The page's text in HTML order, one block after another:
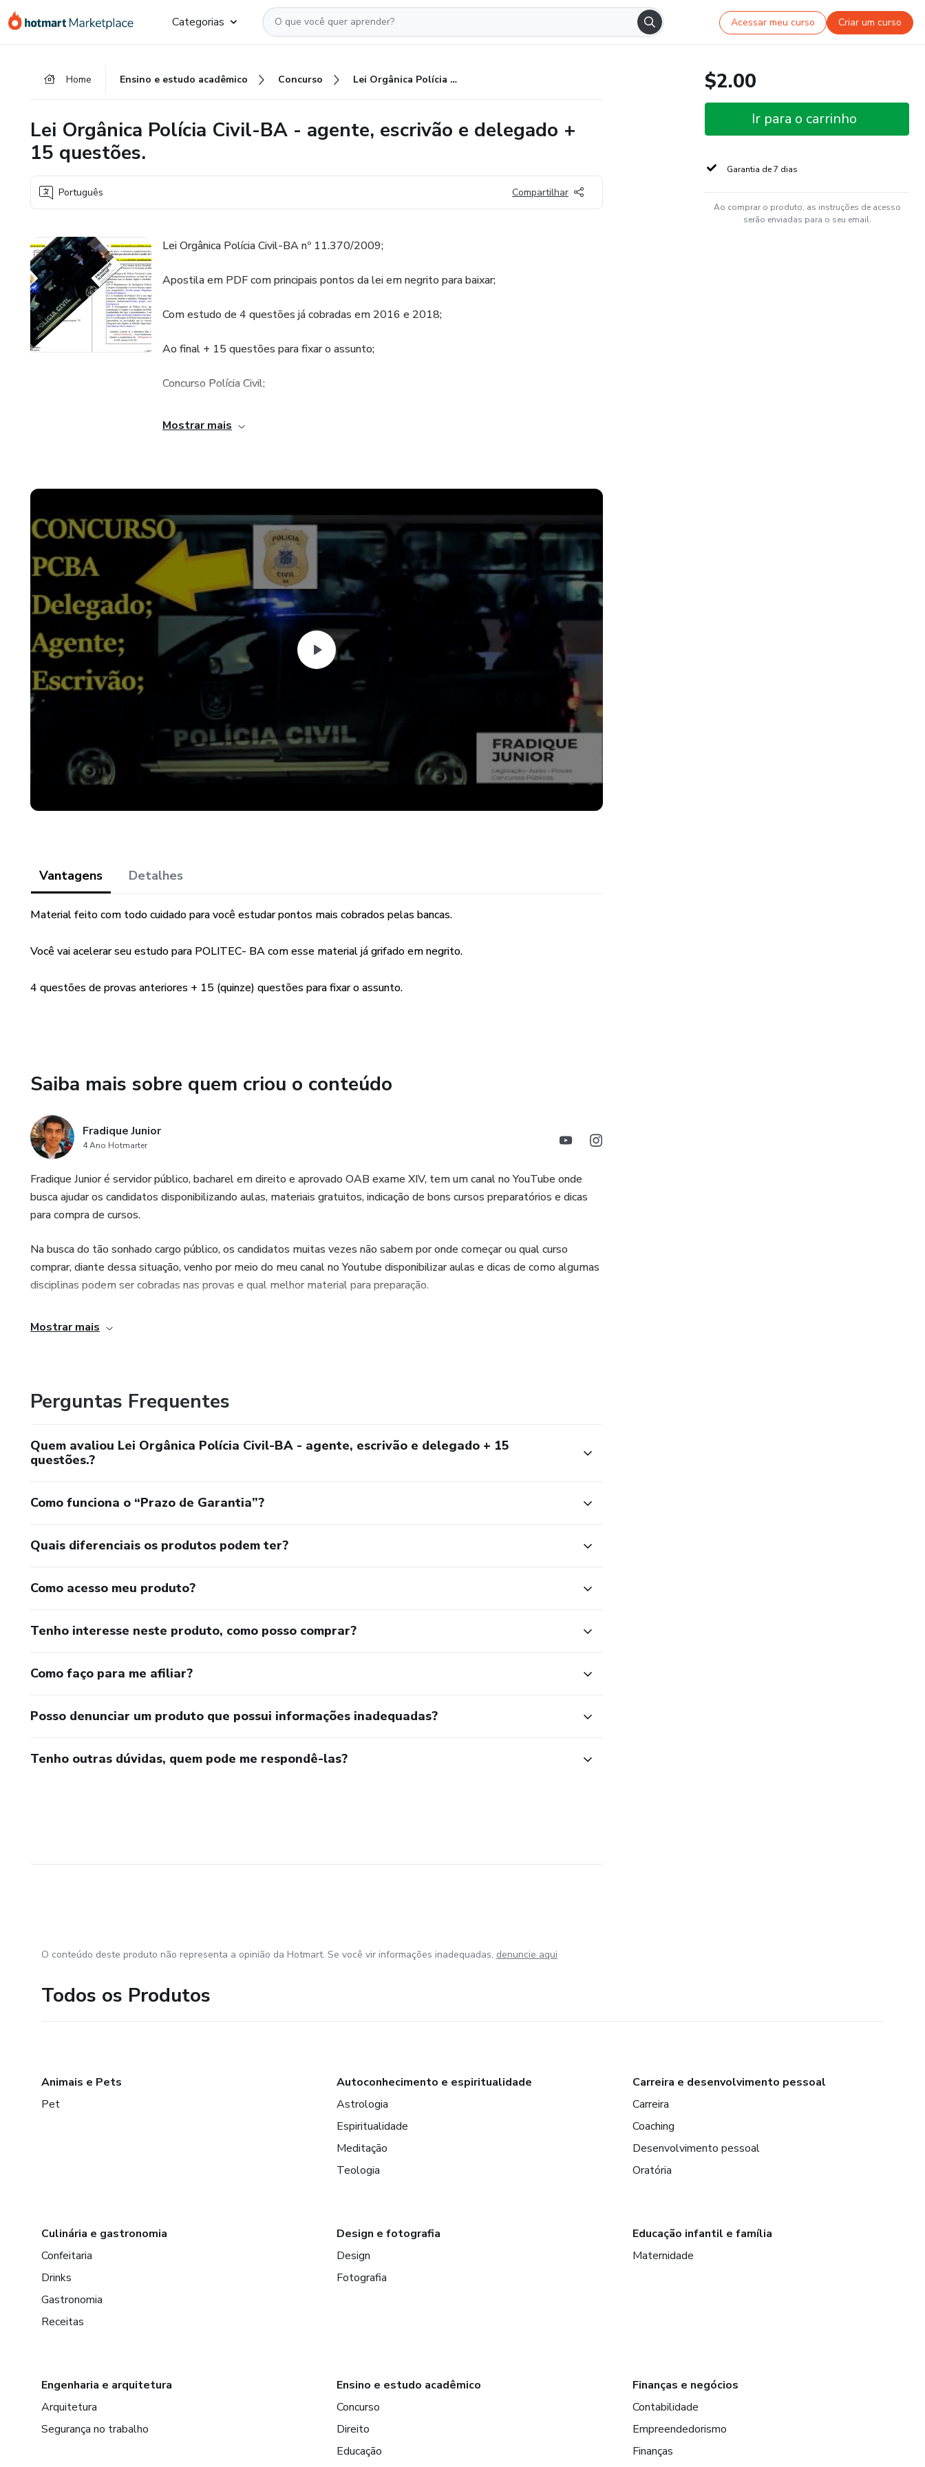
para
para
para
Categorias Acessar meu curso Criar um curso
Home Ensino e estudo acadêmico Concurso Lei Orgânica Polícia Civil-BA - agente, escrivão e delegado + 15 questões.
Lei Orgânica Polícia Civil-BA - agente, escrivão e delegado +
15 questões.
Português Compartilhar
Lei Orgânica Polícia Civil-BA nº 11.370/2009;
Apostila em PDF com principais pontos da lei em negrito para baixar;
Com estudo de 4 questões já cobradas em 2016 e 2018;
Ao final + 15 questões para fixar o assunto;
Concurso Polícia Civil;
Quem comprar também pode acompanhar as aulas gratuitas de Legislação e tópicos de
Mostrar mais
Vantagens Detalhes
Material feito com todo cuidado para você estudar pontos mais cobrados pelas bancas.
Você vai acelerar seu estudo para POLITEC- BA com esse material já grifado em negrito.
4 questões de provas anteriores + 15 (quinze) questões para fixar o assunto.
Saiba mais sobre quem criou o conteúdo
Fradique Junior
4 Ano Hotmarter
Fradique Junior é servidor público, bacharel em direito e aprovado OAB exame XIV, tem um canal no YouTube onde
busca ajudar os candidatos disponibilizando aulas, materiais gratuitos, indicação de bons cursos preparatórios e dicas
para compra de cursos.
Na busca do tão sonhado cargo público, os candidatos muitas vezes não sabem por onde começar ou qual curso
comprar, diante dessa situação, venho por meio do meu canal no Youtube disponibilizar aulas e dicas de como algumas
disciplinas podem ser cobradas nas provas e qual melhor material para preparação.
Mostrar mais
Perguntas Frequentes
Quem avaliou Lei Orgânica Polícia Civil-BA - agente, escrivão e delegado + 15
questões.?
Como funciona o “Prazo de Garantia”?
Quais diferenciais os produtos podem ter?
Como acesso meu produto?
Tenho interesse neste produto, como posso comprar?
Como faço para me afiliar?
Posso denunciar um produto que possui informações inadequadas?
Tenho outras dúvidas, quem pode me respondê-las?
$2.00
Ir para o carrinho
Garantia de 7 dias
Ao comprar o produto, as instruções de acesso
serão enviadas para o seu email.
O conteúdo deste produto não representa a opinião da Hotmart. Se você vir informações inadequadas, denuncie aqui
Todos os Produtos
Animais e Pets
Pet
Autoconhecimento e espiritualidade
Astrologia
Espiritualidade
Meditação
Teologia
Carreira e desenvolvimento pessoal
Carreira
Coaching
Desenvolvimento pessoal
Oratória
Culinária e gastronomia
Confeitaria
Drinks
Gastronomia
Receitas
Design e fotografia
Design
Fotografia
Educação infantil e família
Maternidade
Engenharia e arquitetura
Arquitetura
Segurança no trabalho
Ensino e estudo acadêmico
Concurso
Direito
Educação
Finanças e negócios
Contabilidade
Empreendedorismo
Finanças